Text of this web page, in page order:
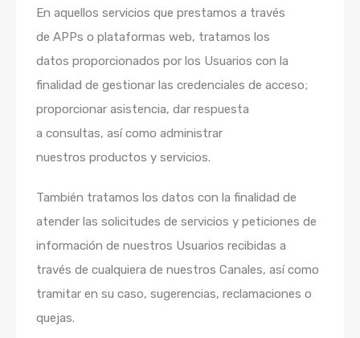
En aquellos servicios que prestamos a través
de APPs o plataformas web, tratamos los
datos proporcionados por los Usuarios con la
finalidad de gestionar las credenciales de acceso;
proporcionar asistencia, dar respuesta
a consultas, así como administrar
nuestros productos y servicios.
También tratamos los datos con la finalidad de
atender las solicitudes de servicios y peticiones de
información de nuestros Usuarios recibidas a
través de cualquiera de nuestros Canales, así como
tramitar en su caso, sugerencias, reclamaciones o
quejas.